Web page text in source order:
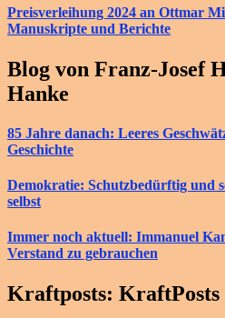
Preisverleihung 2024 an Ottmar
Manuskripte und Berichte
Blog von Franz-Josef
Hanke
85 Jahre danach: Leeres
Geschichte
Demokratie: Schutzbedürftig und
selbst
Immer noch aktuell: Immanuel
Verstand zu gebrauchen
Kraftposts: KraftPosts